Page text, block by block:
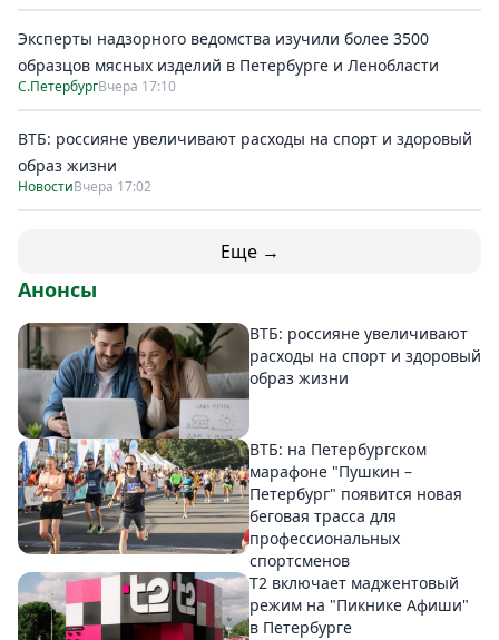
Эксперты надзорного ведомства изучили более 3500
образцов мясных изделий в Петербурге и Ленобласти
С.ПетербургВчера 17:10
ВТБ: россияне увеличивают расходы на спорт и здоровый
образ жизни
НовостиВчера 17:02
Еще →
Анонсы
ВТБ: россияне увеличивают
расходы на спорт и здоровый
образ жизни
ВТБ: на Петербургском
марафоне "Пушкин –
Петербург" появится новая
беговая трасса для
профессиональных
спортсменов
Т2 включает маджентовый
режим на "Пикнике Афиши"
в Петербурге